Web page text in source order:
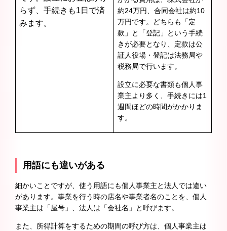
らず、手続きも1日で済
みます。
約24万円、合同会社は約10
万円です。どちらも「定
款」と「登記」という手続
きが必要となり、定款は公
証人役場・登記は法務局や
税務局で行います。
設立に必要な書類も個人事
業主より多く、手続きには1
週間ほどの時間がかかりま
す。
用語にも違いがある
細かいことですが、使う用語にも個人事業主と法人では違い
があります。事業を行う時の店名や事業者名のことを、個人
事業主は「屋号」、法人は「会社名」と呼びます。
また、所得計算をするための期間の呼び方は、個人事業主は